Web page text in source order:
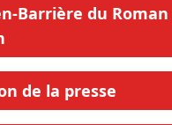
Barrière du Roman
de la presse